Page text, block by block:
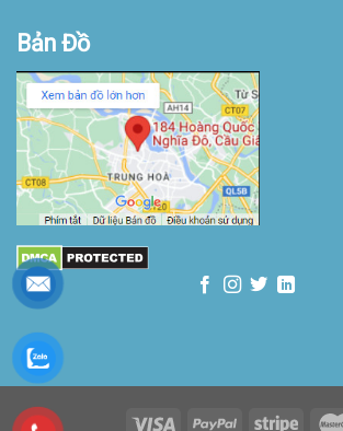
Bản Đồ